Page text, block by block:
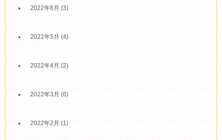
2022年6月 (3)
2022年5月 (4)
2022年4月 (2)
2022年3月 (6)
2022年2月 (1)